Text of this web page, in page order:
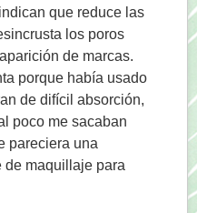
que reduce las
los poros
de marcas.
porque había usado
de difícil absorción,
poco me sacaban
pareciera una
de maquillaje para